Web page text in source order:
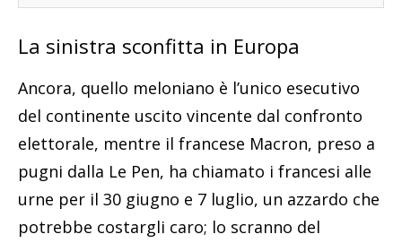
La sinistra sconfitta in Europa
Ancora, quello meloniano è l’unico esecutivo
del continente uscito vincente dal confronto
elettorale, mentre il francese Macron, preso a
pugni dalla Le Pen, ha chiamato i francesi alle
urne per il 30 giugno e 7 luglio, un azzardo che
potrebbe costargli caro; lo scranno del